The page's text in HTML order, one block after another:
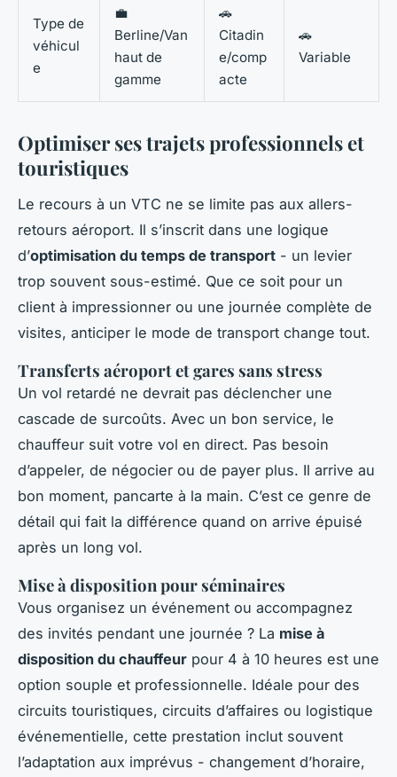
Type de
véhicul
e
💼
Berline/Van
haut de
gamme
🚗
Citadin
e/comp
acte
🚗
Variable
Optimiser ses trajets professionnels et
touristiques
Le recours à un VTC ne se limite pas aux allers-
retours aéroport. Il s’inscrit dans une logique
d’optimisation du temps de transport - un levier
trop souvent sous-estimé. Que ce soit pour un
client à impressionner ou une journée complète de
visites, anticiper le mode de transport change tout.
Transferts aéroport et gares sans stress
Un vol retardé ne devrait pas déclencher une
cascade de surcoûts. Avec un bon service, le
chauffeur suit votre vol en direct. Pas besoin
d’appeler, de négocier ou de payer plus. Il arrive au
bon moment, pancarte à la main. C’est ce genre de
détail qui fait la différence quand on arrive épuisé
après un long vol.
Mise à disposition pour séminaires
Vous organisez un événement ou accompagnez
des invités pendant une journée ? La mise à
disposition du chauffeur pour 4 à 10 heures est une
option souple et professionnelle. Idéale pour des
circuits touristiques, circuits d’affaires ou logistique
événementielle, cette prestation inclut souvent
l’adaptation aux imprévus - changement d’horaire,